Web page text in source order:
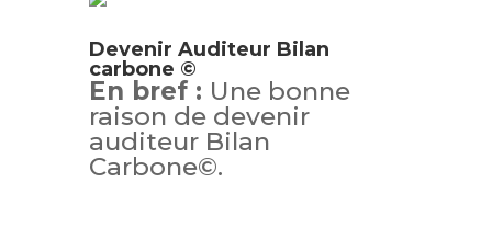
Devenir Auditeur Bilan
carbone ©
En bref : Une bonne
raison de devenir
auditeur Bilan
Carbone©.